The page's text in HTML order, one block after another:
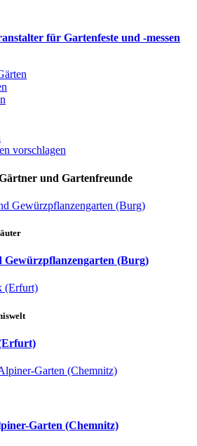
für Gartenfeste und -messen
vorschlagen
und Gartenfreunde
Gewürzpflanzengarten (Burg)
Garten (Chemnitz)